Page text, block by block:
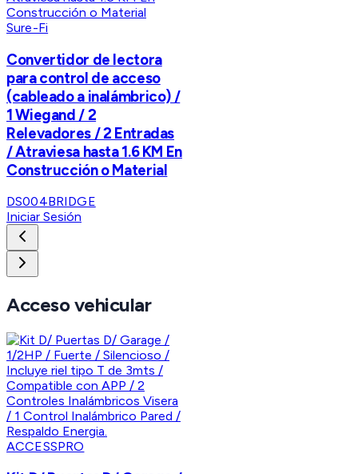
Sure-Fi
Convertidor de lectora
para control de acceso
(cableado a inalámbrico) /
1 Wiegand / 2
Relevadores / 2 Entradas
/ Atraviesa hasta 1.6 KM En
Construcción o Material
DS004BRIDGE
Iniciar Sesión
Acceso vehicular
ACCESSPRO